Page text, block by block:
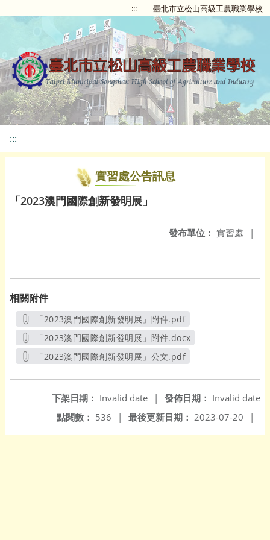
::: 臺北市立松山高級工農職業學校
:::
實習處公告訊息
「2023澳門國際創新發明展」
發布單位： 實習處 |
相關附件
「2023澳門國際創新發明展」附件.pdf
另開新視窗
「2023澳門國際創新發明展」附件.docx
另開新視窗
「2023澳門國際創新發明展」公文.pdf
發佈日期： Invalid date
下架日期： Invalid date
|
最後更新日期： 2023-07-20 |
點閱數： 536 |